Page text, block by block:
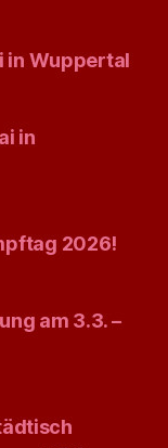
in Wuppertal
in
2026!
am 3.3. –